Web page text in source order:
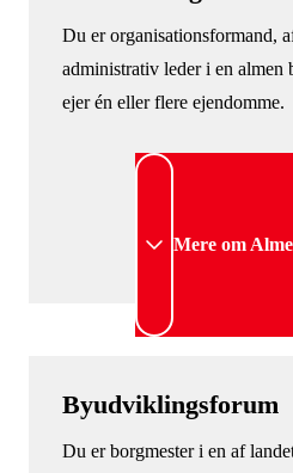
Du er organisationsformand,
administrativ leder i en almen
ejer én eller flere ejendomme.
Mere om
Byudviklingsforum
Du er borgmester i en af